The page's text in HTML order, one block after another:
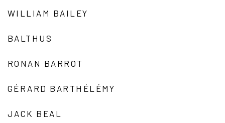
WILLIAM BAILEY
BALTHUS
RONAN BARROT
GÉRARD BARTHÉLÉMY
JACK BEAL